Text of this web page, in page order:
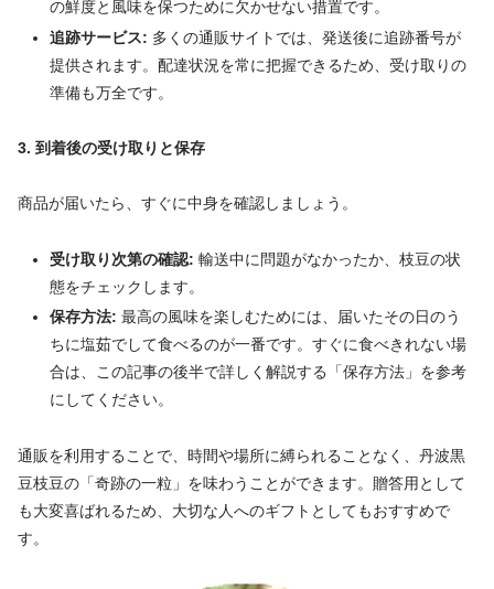
の鮮度と風味を保つために欠かせない措置です。
追跡サービス: 多くの通販サイトでは、発送後に追跡番号が
提供されます。配達状況を常に把握できるため、受け取りの
準備も万全です。
3. 到着後の受け取りと保存
商品が届いたら、すぐに中身を確認しましょう。
受け取り次第の確認: 輸送中に問題がなかったか、枝豆の状
態をチェックします。
保存方法: 最高の風味を楽しむためには、届いたその日のう
ちに塩茹でして食べるのが一番です。すぐに食べきれない場
合は、この記事の後半で詳しく解説する「保存方法」を参考
にしてください。
通販を利用することで、時間や場所に縛られることなく、丹波黒
豆枝豆の「奇跡の一粒」を味わうことができます。贈答用として
も大変喜ばれるため、大切な人へのギフトとしてもおすすめで
す。